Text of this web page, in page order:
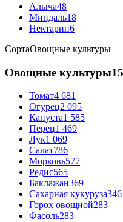
Алыча48
Миндаль18
Нектарин6
СортаОвощные культуры
Овощные культуры
Томат4 681
Огурец2 095
Капуста1 585
Перец1 469
Лук1 069
Салат786
Морковь577
Редис565
Баклажан369
Сахарная кукуруза346
Горох овощной283
Фасоль283